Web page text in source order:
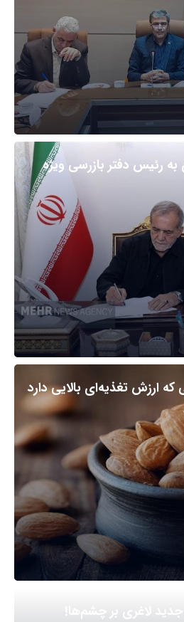
رئیس دفتر بازرسی ویژه
که ارزش تغذیه‌ای بالایی دارد
جدید لاغری بر چشم‌ها!